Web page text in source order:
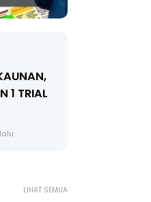
1 TRIAL
LIHAT SEMUA